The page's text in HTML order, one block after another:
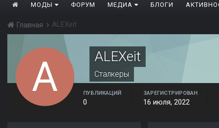
МОДЫ ФОРУМ МЕДИА БЛОГИ
Главная ALEXeit
ALEXeit
Сталкеры
ПУБЛИКАЦИЙ
0
ЗАРЕГИСТРИРОВАН
16 июля, 2022